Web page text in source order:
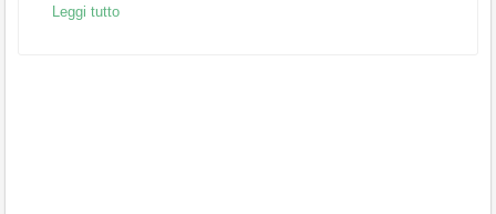
Leggi tutto